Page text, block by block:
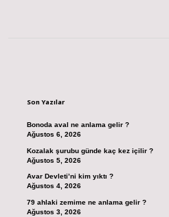
Son Yazılar
Bonoda aval ne anlama gelir ?
Ağustos 6, 2026
Kozalak şurubu günde kaç kez içilir ?
Ağustos 5, 2026
Avar Devleti’ni kim yıktı ?
Ağustos 4, 2026
79 ahlaki zemime ne anlama gelir ?
Ağustos 3, 2026